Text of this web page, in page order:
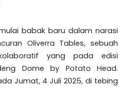
babak baru dalam narasi
Oliverra Tables, sebuah
yang pada edisi
Dome by Potato Head.
Jumat, 4 Juli 2025, di tebing